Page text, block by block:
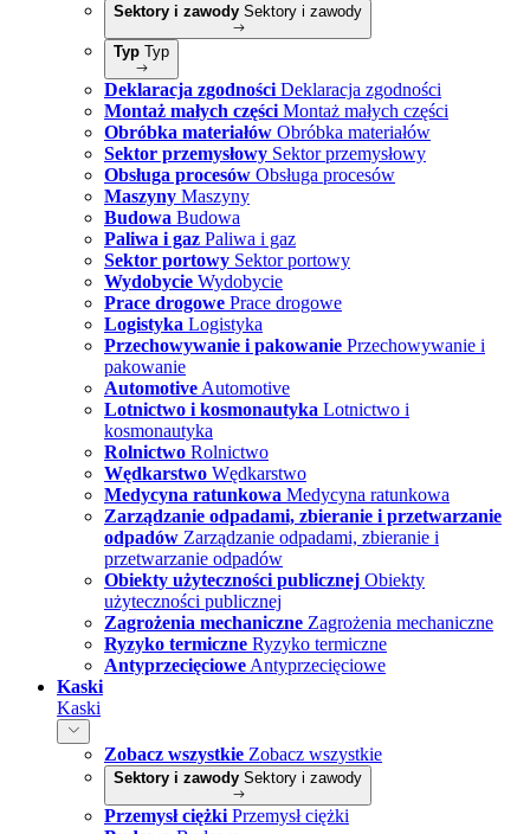
Sektory i zawody Sektory i zawody
Typ Typ
Deklaracja zgodności Deklaracja zgodności
Montaż małych części Montaż małych części
Obróbka materiałów Obróbka materiałów
Sektor przemysłowy Sektor przemysłowy
Obsługa procesów Obsługa procesów
Maszyny Maszyny
Budowa Budowa
Paliwa i gaz Paliwa i gaz
Sektor portowy Sektor portowy
Wydobycie Wydobycie
Prace drogowe Prace drogowe
Logistyka Logistyka
Przechowywanie i pakowanie Przechowywanie i
pakowanie
Automotive Automotive
Lotnictwo i kosmonautyka Lotnictwo i
kosmonautyka
Rolnictwo Rolnictwo
Wędkarstwo Wędkarstwo
Medycyna ratunkowa Medycyna ratunkowa
Zarządzanie odpadami, zbieranie i przetwarzanie
odpadów Zarządzanie odpadami, zbieranie i
przetwarzanie odpadów
Obiekty użyteczności publicznej Obiekty
użyteczności publicznej
Zagrożenia mechaniczne Zagrożenia mechaniczne
Ryzyko termiczne Ryzyko termiczne
Antyprzecięciowe Antyprzecięciowe
Kaski
Kaski
Zobacz wszystkie Zobacz wszystkie
Sektory i zawody Sektory i zawody
Przemysł ciężki Przemysł ciężki